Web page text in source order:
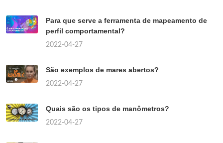
Para que serve a ferramenta de mapeamento de
perfil comportamental?
2022-04-27
São exemplos de mares abertos?
2022-04-27
Quais são os tipos de manômetros?
2022-04-27